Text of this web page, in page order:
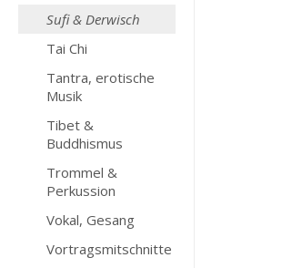
Sufi & Derwisch
Tai Chi
Tantra, erotische
Musik
Tibet &
Buddhismus
Trommel &
Perkussion
Vokal, Gesang
Vortragsmitschnitte